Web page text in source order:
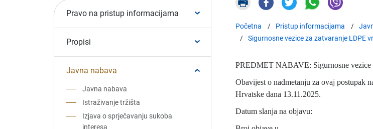
Pravo na pristup informacijama
Propisi
Javna nabava
Javna nabava
Istraživanje tržišta
Izjava o sprječavanju sukoba
interesa
Početna Pristup informacijama
Sigurnosne vezice za zatvaranje LDPE
PREDMET NABAVE: Sigurnosne vezice
Obavijest o nadmetanju za ovaj postupak
Hrvatske dana 13.11.2025.
Datum slanja na objavu: